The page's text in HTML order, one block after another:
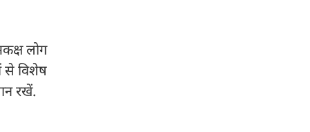
लोग
से विशेष
रखें.